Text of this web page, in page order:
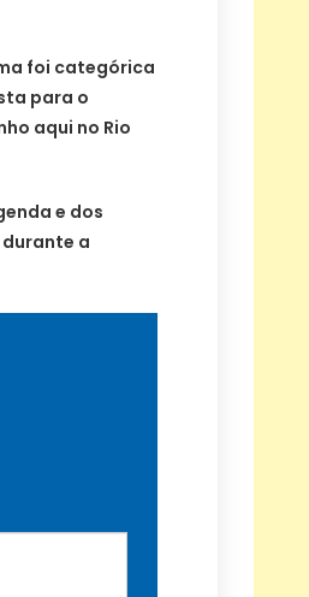
foi categórica
para o
aqui no Rio
e dos
a